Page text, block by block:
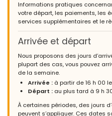
Informations pratiques
votre départ, les paiements, les
services supplémentaires et le
Arrivée et départ
Nous proposons des jours
plupart des cas, vous pouvez
de la semaine.
Arrivée : à partir de 16 h 00
Départ : au plus tard à 9 h
À certaines périodes, des jours
peuvent s’appliquer. Ces dates